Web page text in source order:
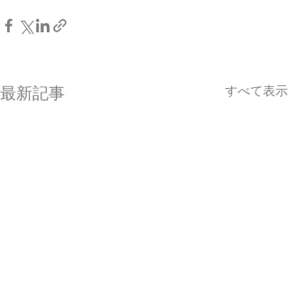
最新記事 すべて表示